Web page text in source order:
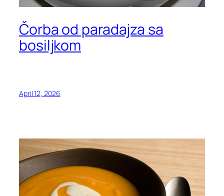
Čorba od paradajza sa
bosiljkom
April 12, 2026